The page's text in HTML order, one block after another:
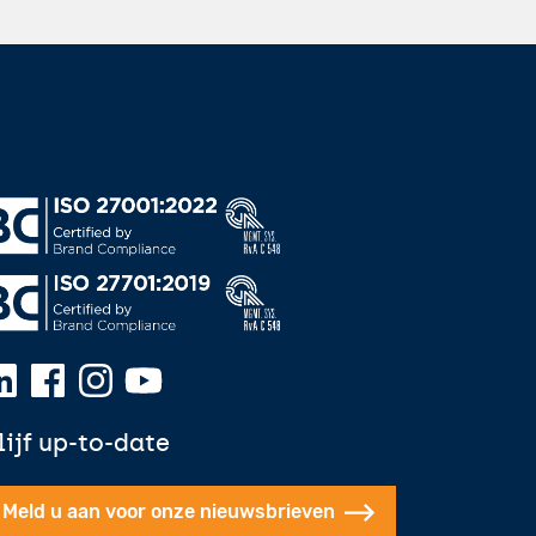
up-to-date
Meld u aan voor onze nieuwsbrieven